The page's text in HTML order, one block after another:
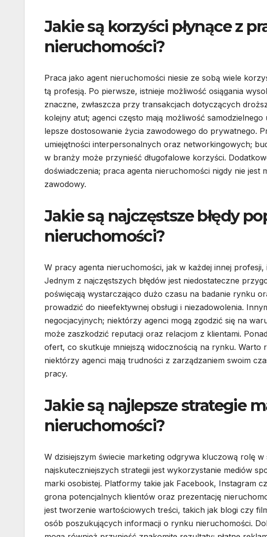
Jakie są korzyści płynące z
nieruchomości?
Praca jako agent nieruchomości niesie ze sobą wiele
tą profesją. Po pierwsze, istnieje możliwość osiągania
znaczne, zwłaszcza przy transakcjach dotyczących
kolejny atut; agenci często mają możliwość
lepsze dostosowanie życia zawodowego do prywatnego.
umiejętności interpersonalnych oraz networkingowych;
w branży może przynieść długofalowe korzyści.
doświadczenia; praca agenta nieruchomości nigdy nie
zawodowy.
Jakie są najczęstsze błędy
nieruchomości?
W pracy agenta nieruchomości, jak w każdej innej
Jednym z najczęstszych błędów jest niedostateczne
poświęcają wystarczająco dużo czasu na badanie rynku
prowadzić do nieefektywnej obsługi i niezadowolenia.
negocjacyjnych; niektórzy agenci mogą zgodzić się na
może zaszkodzić reputacji oraz relacjom z klientami.
ofert, co skutkuje mniejszą widocznością na rynku. Warto
niektórzy agenci mają trudności z zarządzaniem swoim
pracy.
Jakie są najlepsze strategie
nieruchomości?
W dzisiejszym świecie marketing odgrywa kluczową rolę
najskuteczniejszych strategii jest wykorzystanie mediów
marki osobistej. Platformy takie jak Facebook, Instagram
grona potencjalnych klientów oraz prezentację
jest tworzenie wartościowych treści, takich jak blogi czy
osób poszukujących informacji o rynku nieruchomości.